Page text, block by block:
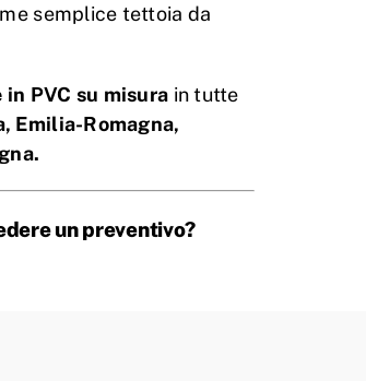
semplice tettoia da
PVC su misura in tutte
Emilia-Romagna,
un preventivo?